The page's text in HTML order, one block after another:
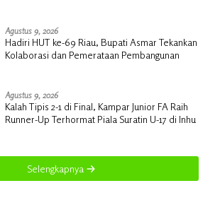
Agustus 9, 2026
Hadiri HUT ke-69 Riau, Bupati Asmar Tekankan
Kolaborasi dan Pemerataan Pembangunan
Agustus 9, 2026
Kalah Tipis 2-1 di Final, Kampar Junior FA Raih
Runner-Up Terhormat Piala Suratin U-17 di Inhu
Selengkapnya